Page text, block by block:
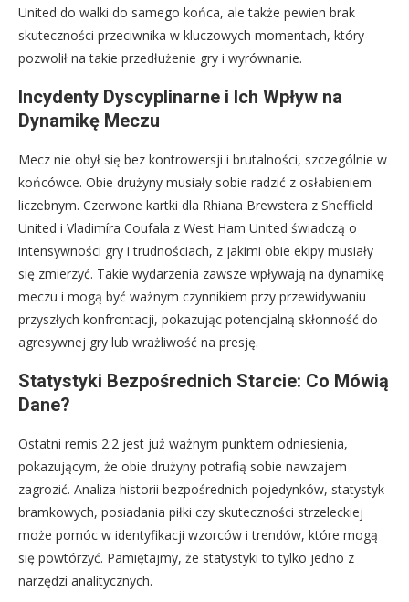
United do walki do samego końca, ale także pewien brak
skuteczności przeciwnika w kluczowych momentach, który
pozwolił na takie przedłużenie gry i wyrównanie.
Incydenty Dyscyplinarne i Ich Wpływ na
Dynamikę Meczu
Mecz nie obył się bez kontrowersji i brutalności, szczególnie w
końcówce. Obie drużyny musiały sobie radzić z osłabieniem
liczebnym. Czerwone kartki dla Rhiana Brewstera z Sheffield
United i Vladimíra Coufala z West Ham United świadczą o
intensywności gry i trudnościach, z jakimi obie ekipy musiały
się zmierzyć. Takie wydarzenia zawsze wpływają na dynamikę
meczu i mogą być ważnym czynnikiem przy przewidywaniu
przyszłych konfrontacji, pokazując potencjalną skłonność do
agresywnej gry lub wrażliwość na presję.
Statystyki Bezpośrednich Starcie: Co Mówią
Dane?
Ostatni remis 2:2 jest już ważnym punktem odniesienia,
pokazującym, że obie drużyny potrafią sobie nawzajem
zagrozić. Analiza historii bezpośrednich pojedynków, statystyk
bramkowych, posiadania piłki czy skuteczności strzeleckiej
może pomóc w identyfikacji wzorców i trendów, które mogą
się powtórzyć. Pamiętajmy, że statystyki to tylko jedno z
narzędzi analitycznych.